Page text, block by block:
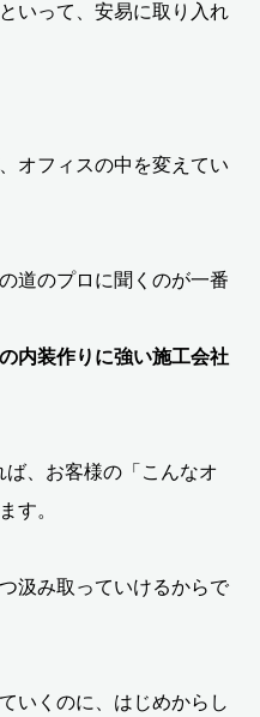
いって、安易に取り入れ
オフィスの中を変えてい
道のプロに聞くのが一番
内装作りに強い施工会社
ば、お客様の「こんなオ
す。
汲み取っていけるからで
いくのに、はじめからし